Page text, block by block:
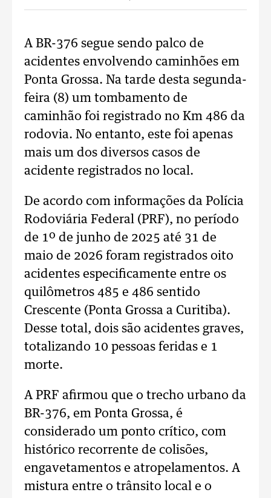
A BR-376 segue sendo palco de
acidentes envolvendo caminhões em
Ponta Grossa. Na tarde desta segunda-
feira (8) um tombamento de
caminhão foi registrado no Km 486 da
rodovia. No entanto, este foi apenas
mais um dos diversos casos de
acidente registrados no local.
De acordo com informações da Polícia
Rodoviária Federal (PRF), no período
de 1º de junho de 2025 até 31 de
maio de 2026 foram registrados oito
acidentes especificamente entre os
quilômetros 485 e 486 sentido
Crescente (Ponta Grossa a Curitiba).
Desse total, dois são acidentes graves,
totalizando 10 pessoas feridas e 1
morte.
A PRF afirmou que o trecho urbano da
BR-376, em Ponta Grossa, é
considerado um ponto crítico, com
histórico recorrente de colisões,
engavetamentos e atropelamentos. A
mistura entre o trânsito local e o